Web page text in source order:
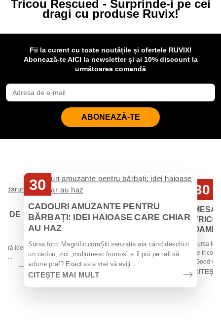
Tricou Rescued - Surprinde-i pe cei
dragi cu produse Ruvix!
Fii la curent cu toate noutățile și ofertele RUVIX!
Abonează-te AICI la newsletter și ai 10% discount la
următoarea comandă
ABONEAZĂ-TE
DE
idei
30
CADOURI AMUZANTE PENTRU
BĂRBAȚI: IDEI HAIOASE CARE CHIAR
AU HAZ
Sursa foto: Magnific.comȘtii senzația aia când deschizi
un cadou, zici „mulțumesc frumos" și îl pui pe raft să
adune praf? Exact asta vrei să eviți....
CITEȘTE MAI MULT
30
Sursa
de
„Good